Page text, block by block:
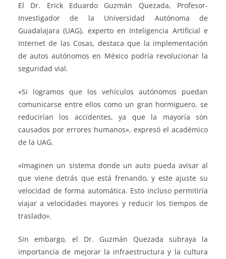
El Dr. Erick Eduardo Guzmán Quezada, Profesor-
Investigador de la Universidad Autónoma de
Guadalajara (UAG), experto en Inteligencia Artificial e
Internet de las Cosas, destaca que la implementación
de autos autónomos en México podría revolucionar la
seguridad vial.
«Si logramos que los vehículos autónomos puedan
comunicarse entre ellos como un gran hormiguero, se
reducirían los accidentes, ya que la mayoría son
causados por errores humanos», expresó el académico
de la UAG.
«Imaginen un sistema donde un auto pueda avisar al
que viene detrás que está frenando, y este ajuste su
velocidad de forma automática. Esto incluso permitiría
viajar a velocidades mayores y reducir los tiempos de
traslado».
Sin embargo, el Dr. Guzmán Quezada subraya la
importancia de mejorar la infraestructura y la cultura